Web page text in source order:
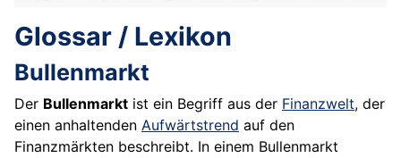
Glossar / Lexikon
Bullenmarkt
Der Bullenmarkt ist ein Begriff aus der Finanzwelt, der
einen anhaltenden Aufwärtstrend auf den
Finanzmärkten beschreibt. In einem Bullenmarkt